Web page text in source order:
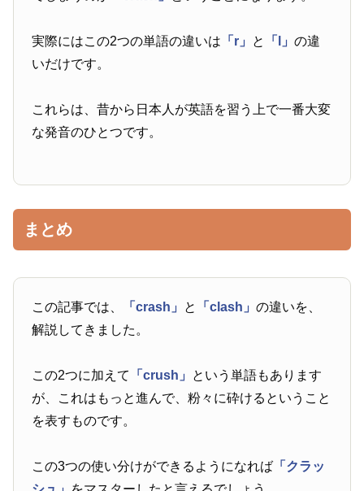
実際にはこの2つの単語の違いは 「r」 と 「l」の違
いだけです。
これらは、昔から日本人が英語を習う上で一番大変
な発音のひとつです。
まとめ
この記事では、 「crash」 と 「clash」の違いを、
解説してきました。
この2つに加えて 「crush」 という単語もあります
が、これはもっと進んで、粉々に砕けるということ
を表すものです。
この3つの使い分けができるようになれば 「クラッ